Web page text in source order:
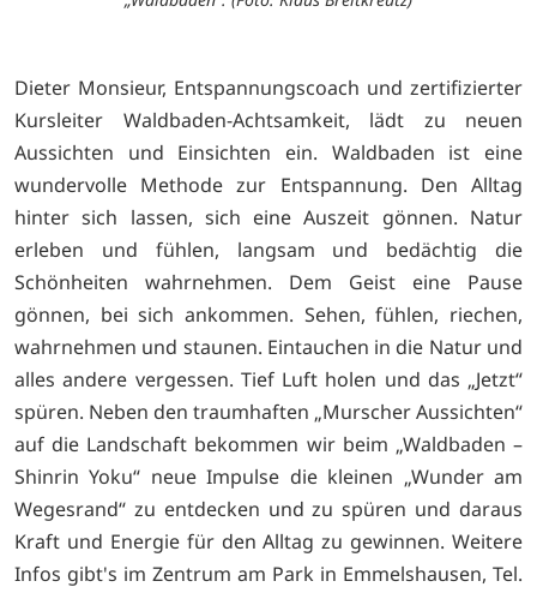
Dieter Monsieur, Entspannungscoach und zertifizierter
Kursleiter Waldbaden-Achtsamkeit, lädt zu neuen
Aussichten und Einsichten ein. Waldbaden ist eine
wundervolle Methode zur Entspannung. Den Alltag
hinter sich lassen, sich eine Auszeit gönnen. Natur
erleben und fühlen, langsam und bedächtig die
Schönheiten wahrnehmen. Dem Geist eine Pause
gönnen, bei sich ankommen. Sehen, fühlen, riechen,
wahrnehmen und staunen. Eintauchen in die Natur und
alles andere vergessen. Tief Luft holen und das „Jetzt“
spüren. Neben den traumhaften „Murscher Aussichten“
auf die Landschaft bekommen wir beim „Waldbaden –
Shinrin Yoku“ neue Impulse die kleinen „Wunder am
Wegesrand“ zu entdecken und zu spüren und daraus
Kraft und Energie für den Alltag zu gewinnen. Weitere
Infos gibt's im Zentrum am Park in Emmelshausen, Tel.